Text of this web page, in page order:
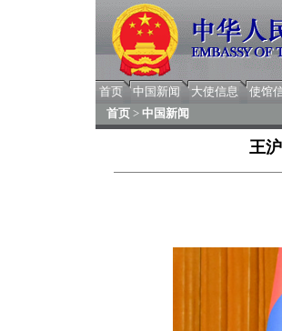
首页 中国新闻 大使信息 使馆
首页 > 中国新闻
王